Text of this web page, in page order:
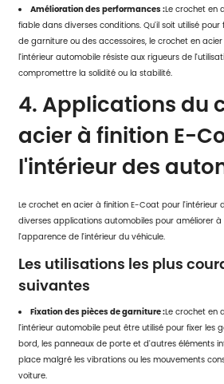
Amélioration des performances :Le crochet en
fiable dans diverses conditions. Qu'il soit utilisé pour
de garniture ou des accessoires, le crochet en
l'intérieur automobile résiste aux rigueurs de
compromettre la solidité ou la stabilité.
4. Applications du
acier à finition E-
l'intérieur des
Le crochet en acier à finition E-Coat pour l'intérieur
diverses applications automobiles pour améliorer
l'apparence de l'intérieur du véhicule.
Les utilisations les plus
suivantes
Fixation des pièces de garniture :Le crochet en
l'intérieur automobile peut être utilisé pour fixer les
bord, les panneaux de porte et d'autres éléments
place malgré les vibrations ou les mouvements
voiture.